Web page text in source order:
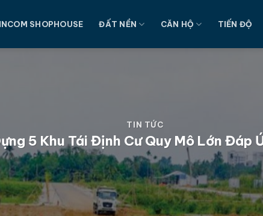
SHOPHOUSE ĐẤT NỀN CĂN HỘ TIẾN ĐỘ
TIN TỨC
5 Khu Tái Định Cư Quy Mô Lớn Đáp